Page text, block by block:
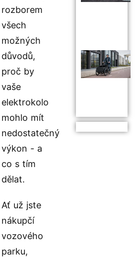
rozborem
všech
možných
důvodů,
proč by
vaše
elektrokolo
mohlo mít
nedostatečný
výkon - a
co s tím
dělat.
Ať už jste
nákupčí
vozového
parku,